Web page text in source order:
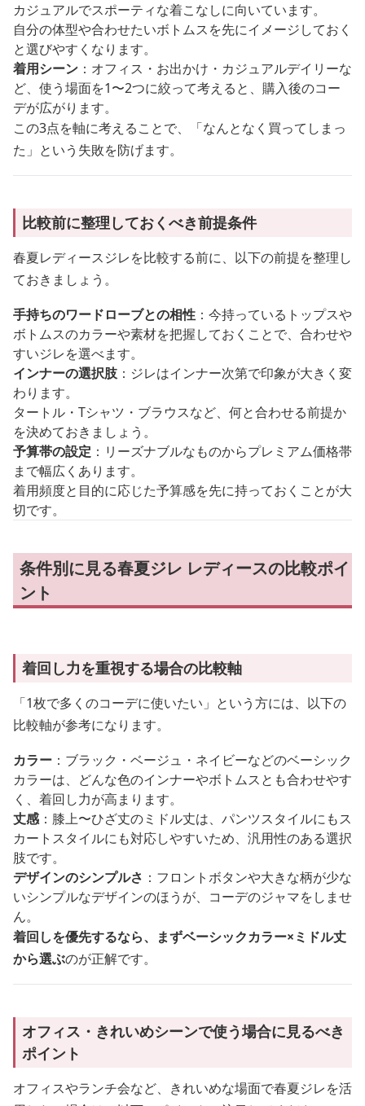
カジュアルでスポーティな着こなしに向いています。
自分の体型や合わせたいボトムスを先にイメージしておく
と選びやすくなります。
着用シーン ：オフィス・お出かけ・カジュアルデイリーな
ど、使う場面を1〜2つに絞って考えると、購入後のコー
デが広がります。
この3点を軸に考えることで、「なんとなく買ってしまっ
た」という失敗を防げます。
比較前に整理しておくべき前提条件
春夏レディースジレを比較する前に、以下の前提を整理し
ておきましょう。
手持ちのワードローブとの相性 ：今持っているトップスや
ボトムスのカラーや素材を把握しておくことで、合わせや
すいジレを選べます。
インナーの選択肢 ：ジレはインナー次第で印象が大きく変
わります。
タートル・Tシャツ・ブラウスなど、何と合わせる前提か
を決めておきましょう。
予算帯の設定 ：リーズナブルなものからプレミアム価格帯
まで幅広くあります。
着用頻度と目的に応じた予算感を先に持っておくことが大
切です。
条件別に見る春夏ジレ レディースの比較ポイ
ント
着回し力を重視する場合の比較軸
「1枚で多くのコーデに使いたい」という方には、以下の
比較軸が参考になります。
カラー ：ブラック・ベージュ・ネイビーなどのベーシック
カラーは、どんな色のインナーやボトムスとも合わせやす
く、着回し力が高まります。
丈感：膝上〜ひざ丈のミドル丈は、パンツスタイルにもス
カートスタイルにも対応しやすいため、汎用性のある選択
肢です。
デザインのシンプルさ ：フロントボタンや大きな柄が少な
いシンプルなデザインのほうが、コーデのジャマをしませ
ん。
着回しを優先するなら、まずベーシックカラー×ミドル丈
から選ぶのが正解です。
オフィス・きれいめシーンで使う場合に見るべき
ポイント
オフィスやランチ会など、きれいめな場面で春夏ジレを活